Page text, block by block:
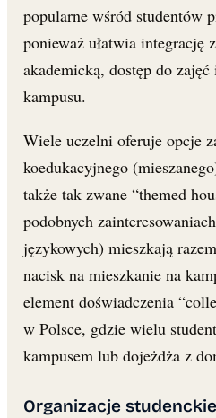
popularne wśród studentów
ponieważ ułatwia integrację
akademicką, dostęp do
kampusu.
Wiele uczelni oferuje opcje
koedukacyjnego
także tak zwane “themed
podobnych
językowych) mieszkają
nacisk na mieszkanie na
element doświadczenia
w Polsce, gdzie wielu
kampusem lub dojeżdża z
Organizacje